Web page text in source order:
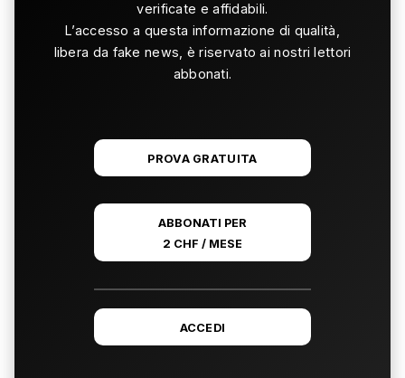
verificate e affidabili.
L’accesso a questa informazione di qualità,
libera da fake news, è riservato ai nostri lettori
abbonati.
PROVA GRATUITA
ABBONATI PER
2 CHF / MESE
ACCEDI